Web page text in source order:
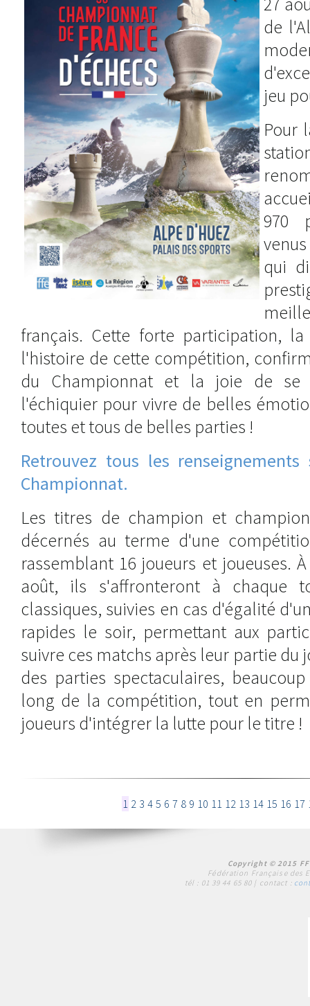
de
jeu
Pour
970
qui
français. Cette forte participation,
l'histoire de cette compétition,
du Championnat et la joie de se
l'échiquier pour vivre de belles
toutes et tous de belles parties !
Retrouvez tous les
Championnat.
Les titres de champion et
décernés au terme d'une
rassemblant 16 joueurs et joueuses.
août, ils s'affronteront à chaque
classiques, suivies en cas d'égalité
rapides le soir, permettant aux
suivre ces matchs après leur partie du
des parties spectaculaires,
long de la compétition, tout en
joueurs d'intégrer la lutte pour le titre !
1 2 3 4 5 6 7 8 9 10 11 12 13 14 15 16 17
Copyright © 2015
Fédération Française des
tél : 01 39 44 65 80 | contact :